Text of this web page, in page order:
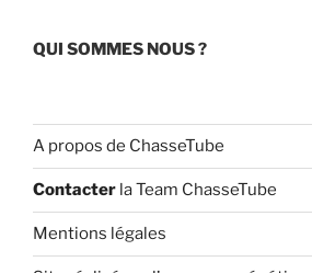
a
n
el
QUI SOMMES NOUS ?
A propos de ChasseTube
Contacter la Team ChasseTube
Mentions légales